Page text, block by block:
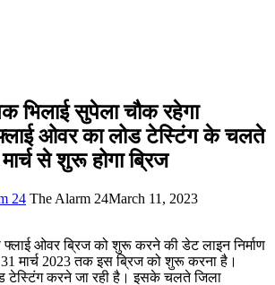
भिलाई सुपेला चौक रहेगा
फ्लाई ओवर का लोड टेस्टिंग के चलते
से शुरू होगा ब्रिज
The Alarm 24March 11, 2023
ओवर ब्रिज को शुरू करने की डेट लाइन निर्माण
मार्च 2023 तक इस ब्रिज को शुरू करना है।
टेस्टिंग करने जा रही है। इसके चलते जिला